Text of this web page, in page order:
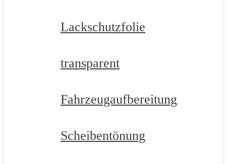
Lackschutzfolie
transparent
Fahrzeugaufbereitung
Scheibentönung